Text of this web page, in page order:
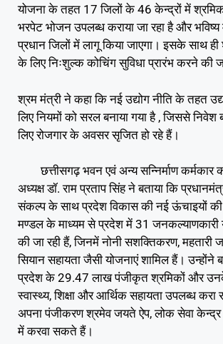
योजना के तहत 17 जिलों के 46 केन्द्रों में
भरपेट भोजन उपलब्ध कराया जा रहा है और भविष्य
प्रधान जिलों में लागू किया जाएगा। इसके साथ
के लिए निःशुल्क कोचिंग सुविधा प्रारंभ करने की
श्रम मंत्री ने कहा कि नई उद्योग नीति के तहत
लिए नियमों को सरल बनाया गया है , जिससे
लिए रोजगार के अवसर सृजित हो रहे हैं।
छत्तीसगढ़ भवन एवं अन्य सन्निर्माण कर्मकार
अध्यक्ष डॉ. राम प्रताप सिंह ने बताया कि
संकल्प के साथ प्रदेश विकास की नई ऊंचाइयों
मण्डल के माध्यम से प्रदेश में 31 जनकल्याणकारी
की जा रही हैं, जिनमें नोनी सशक्तिकरण, महतारी
सियान सहायता जैसी योजनाएं शामिल हैं। उन्होंने
प्रदेश के 29.47 लाख पंजीकृत श्रमिकों और
स्वास्थ्य, शिक्षा और आर्थिक सहायता उपलब्ध करा
अपना पंजीकरण श्रमेव जयते ऐप, लोक सेवा केन्द्र
में करवा सकते हैं।